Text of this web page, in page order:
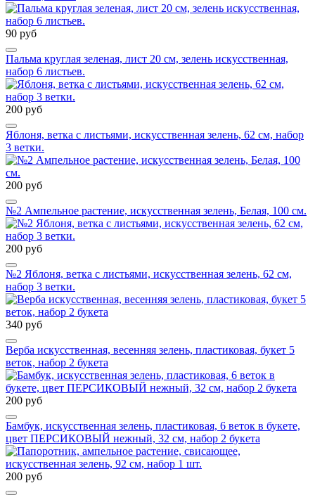
90 руб
Пальма круглая зеленая, лист 20 см, зелень искусственная,
набор 6 листьев.
200 руб
Яблоня, ветка с листьями, искусственная зелень, 62 см, набор
3 ветки.
200 руб
№2 Ампельное растение, искусственная зелень, Белая, 100 см.
200 руб
№2 Яблоня, ветка с листьями, искусственная зелень, 62 см,
набор 3 ветки.
340 руб
Верба искусственная, весенняя зелень, пластиковая, букет 5
веток, набор 2 букета
200 руб
Бамбук, искусственная зелень, пластиковая, 6 веток в букете,
цвет ПЕРСИКОВЫЙ нежный, 32 см, набор 2 букета
200 руб